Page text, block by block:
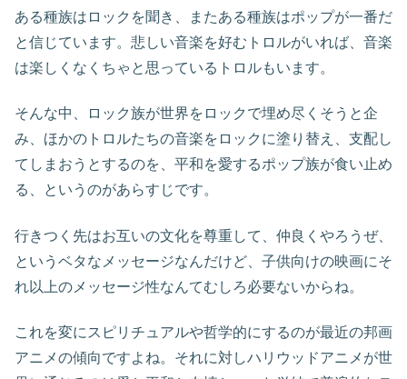
ある種族はロックを聞き、またある種族はポップが一番だ
と信じています。悲しい音楽を好むトロルがいれば、音楽
は楽しくなくちゃと思っているトロルもいます。
そんな中、ロック族が世界をロックで埋め尽くそうと企
み、ほかのトロルたちの音楽をロックに塗り替え、支配し
てしまおうとするのを、平和を愛するポップ族が食い止め
る、というのがあらすじです。
行きつく先はお互いの文化を尊重して、仲良くやろうぜ、
というベタなメッセージなんだけど、子供向けの映画にそ
れ以上のメッセージ性なんてむしろ必要ないからね。
これを変にスピリチュアルや哲学的にするのが最近の邦画
アニメの傾向ですよね。それに対しハリウッドアニメが世